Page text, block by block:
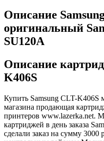
Описание
оригинальный
SU120A
Описание
K406S
Купить Samsung CLT-K406S
магазина продающая
принтеров www.lazerka.net.
картриджей в день заказа
сделали заказ на сумму 3000